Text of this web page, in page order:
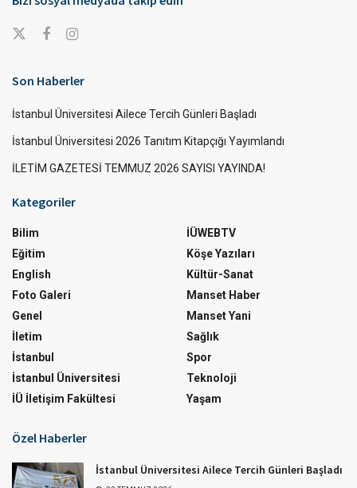
Son Haberler
İstanbul Üniversitesi Ailece Tercih Günleri Başladı
İstanbul Üniversitesi 2026 Tanıtım Kitapçığı Yayımlandı
İLETİM GAZETESİ TEMMUZ 2026 SAYISI YAYINDA!
Kategoriler
Bilim
Eğitim
English
Foto Galeri
Genel
İletim
İstanbul
İstanbul Üniversitesi
İÜ İletişim Fakültesi
İÜWEBTV
Köşe Yazıları
Kültür-Sanat
Manset Haber
Manset Yani
Sağlık
Spor
Teknoloji
Yaşam
Özel Haberler
İstanbul Üniversitesi Ailece Tercih Günleri Başladı